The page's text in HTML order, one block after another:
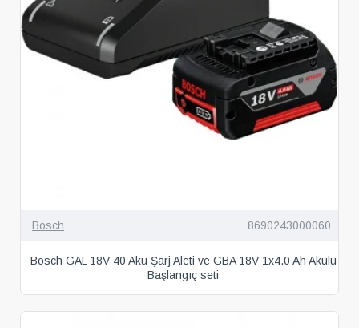
Bosch 8690243000060
Bosch GAL 18V 40 Akü Şarj Aleti ve GBA 18V 1x4.0 Ah Akülü
Başlangıç seti